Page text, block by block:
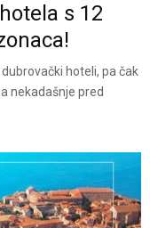
s 12
hoteli, pa čak
nekadašnje pred